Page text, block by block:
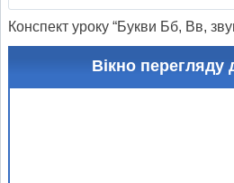
Конспект уроку “Букви Бб, Вв,
Вікно перегляду